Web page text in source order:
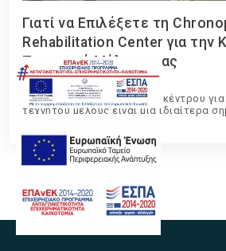
Γιατί να Επιλέξετε τη
Rehabilitation Center για την
Τεχνητού Μέλους σας
07 Απριλίου 2026
Η επιλογή του κατάλληλου κέντρου
τεχνητού μέλους είναι μια ιδιαίτερα
καθημερινή λειτουργικότητα του